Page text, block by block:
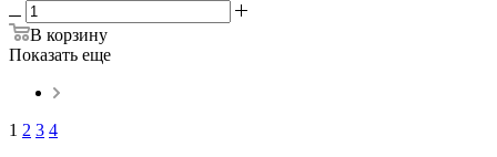
В корзину
Показать еще
1 2 3 4